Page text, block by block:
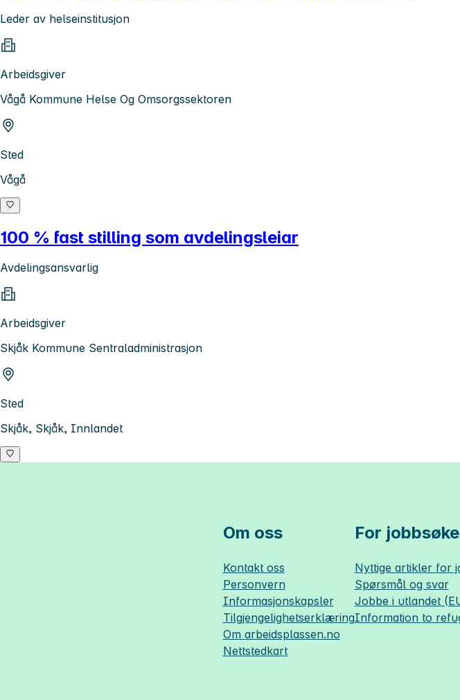
Leder av helseinstitusjon
Arbeidsgiver
Vågå Kommune Helse Og Omsorgssektoren
Sted
Vågå
100 % fast stilling som avdelingsleiar
Avdelingsansvarlig
Arbeidsgiver
Skjåk Kommune Sentraladministrasjon
Sted
Skjåk, Skjåk, Innlandet
Om oss
Kontakt oss
Personvern
Informasjonskapsler
Tilgjengelighetserklæring
Om arbeidsplassen.no
Nettstedkart
For
Nyttige artikler for
Spørsmål og svar
Jobbe i utlandet
Information to